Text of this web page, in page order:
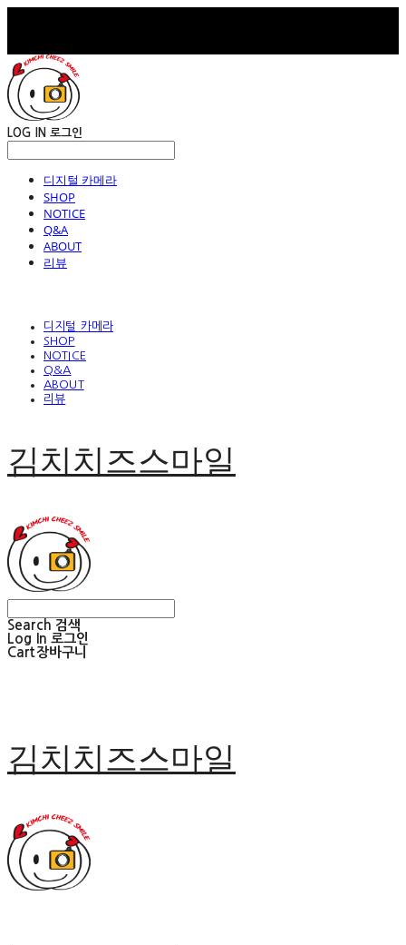
LOG IN 로그인
디지털 카메라
SHOP
NOTICE
Q&A
ABOUT
리뷰
디지털 카메라
SHOP
NOTICE
Q&A
ABOUT
리뷰
김치치즈스마일
Search 검색
Log In 로그인
Cart장바구니
김치치즈스마일